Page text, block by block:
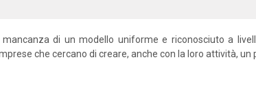
di un modello uniforme e riconosciuto a
che cercano di creare, anche con la loro attività, un